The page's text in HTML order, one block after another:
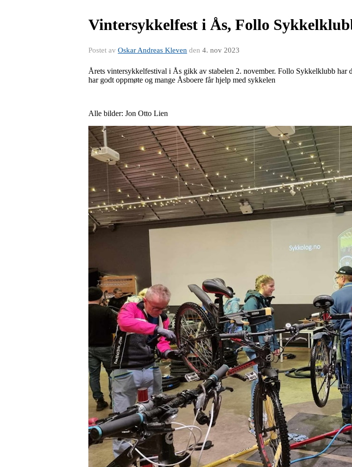
Vintersykkelfest i Ås, Follo
Postet av Oskar Andreas Kleven den 4. nov 2023
Årets vintersykkelfestival i Ås gikk av stabelen 2. november. Follo Sykkelklubb har
har godt oppmøte og mange Åsboere får hjelp med sykkelen
Alle bilder: Jon Otto Lien